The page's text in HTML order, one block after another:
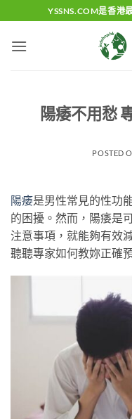
to
content
YSSNS.COM是香港
陽痿不用愁
POSTED
陽痿是男性常見的性功
的困擾。然而，陽痿是
注意事項，就能夠有效
聽聽專家如何教妳正確